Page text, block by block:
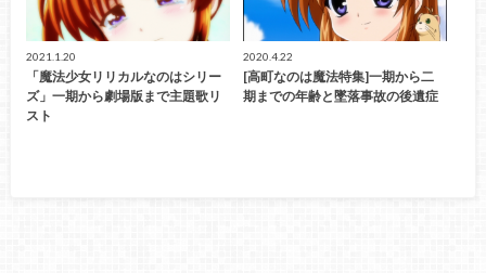
2021.1.20
「魔法少女リリカルなのはシリー
ズ」一期から劇場版まで主題歌リ
スト
2020.4.22
[高町なのは魔法特集]一期から二
期までの年齢と墜落事故の後遺症